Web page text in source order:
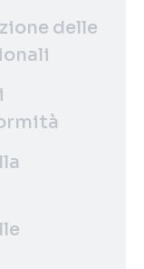
delle